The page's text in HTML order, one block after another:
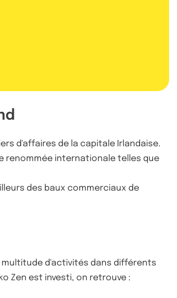
d'affaires de la capitale Irlandaise.
renommée internationale telles que
des baux commerciaux de
multitude d'activités dans différents
Zen est investi, on retrouve :